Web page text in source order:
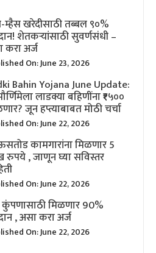
म्हैस खरेदीसाठी तब्बल ९०%
शेतकऱ्यांसाठी सुवर्णसंधी –
करा अर्ज
On: June 23, 2026
Bahin Yojana June Update:
लाडक्या बहिणींना ₹१५००
जून हप्त्याबाबत मोठी चर्चा
On: June 22, 2026
कामगारांना मिळणार 5
रुपये , जाणून घ्या सविस्तर
On: June 22, 2026
कुंपणासाठी मिळणार 90%
, असा करा अर्ज
On: June 22, 2026